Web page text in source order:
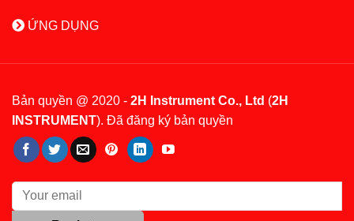
ỨNG DỤNG
Bản quyền @ 2020 - 2H Instrument Co., Ltd (2H
INSTRUMENT). Đã đăng ký bản quyền